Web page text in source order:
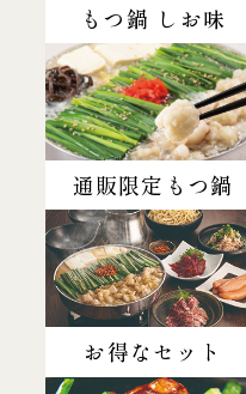
もつ鍋 しお味
通販限定もつ鍋
お得なセット